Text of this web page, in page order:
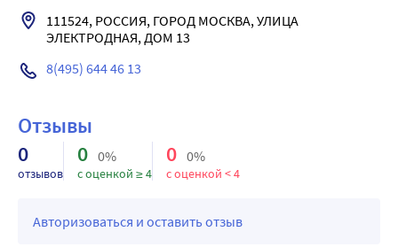
увлажняет. Дарит ощущение комфорта и мягкость. Кожа
увлажнена и защищена на весь день.
Подходит для чувствительной кожи.
Активные компоненты:
Сычуаньский перец - успокаивающее действие.
Полисахариды - увлажняющее действие.
96% компонентов натурального происхождения
111524, РОССИЯ, ГОРОД МОСКВА, УЛИЦА
ЭЛЕКТРОДНАЯ, ДОМ 13
8(495) 644 46 13
Отзывы
0
отзывов
0 0%
с оценкой ≥ 4
0 0%
с оценкой < 4
Авторизоваться и оставить отзыв